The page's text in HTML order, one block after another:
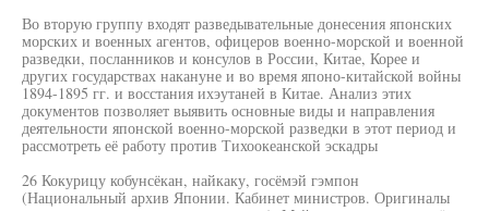
Во вторую группу входят разведывательные донесения японских
морских и военных агентов, офицеров военно-морской и военной
разведки, посланников и консулов в России, Китае, Корее и
других государствах накануне и во время японо-китайской войны
1894-1895 гг. и восстания ихэутаней в Китае. Анализ этих
документов позволяет выявить основные виды и направления
деятельности японской военно-морской разведки в этот период и
рассмотреть её работу против Тихоокеанской эскадры
26 Кокурицу кобунсёкан, найкаку, госёмэй гэмпон
(Национальный архив Японии. Кабинет министров. Оригиналы